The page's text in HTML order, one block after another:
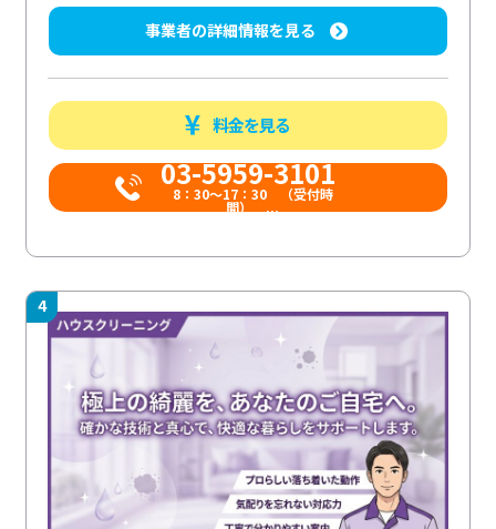
事業者の詳細情報を見る
料金を見る
03-5959-3101
8：30～17：30 （受付時
間） ...
4